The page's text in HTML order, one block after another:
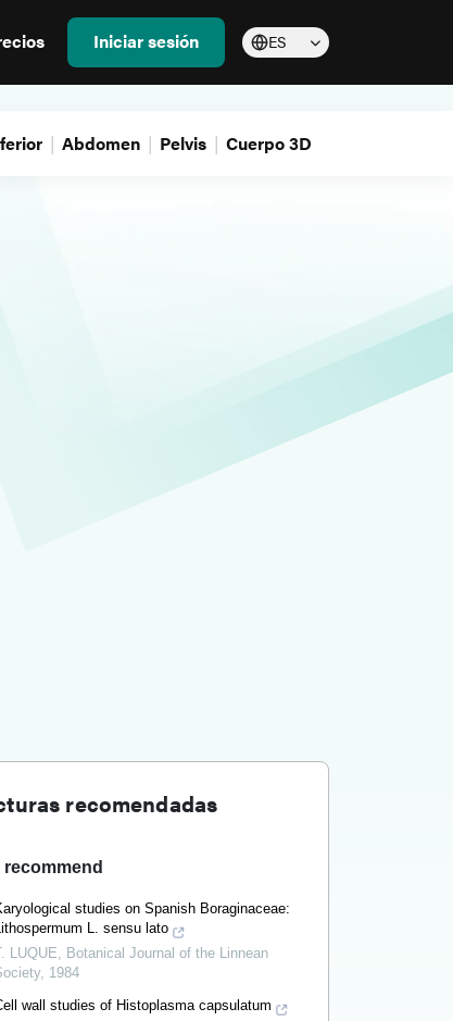
Iniciar sesión ES
Abdomen Pelvis Cuerpo 3D
recomendadas
recommend
studies on Spanish Boraginaceae:
L. sensu lato
LUQUE, Botanical Journal of the Linnean
, 1984
wall studies of Histoplasma capsulatum